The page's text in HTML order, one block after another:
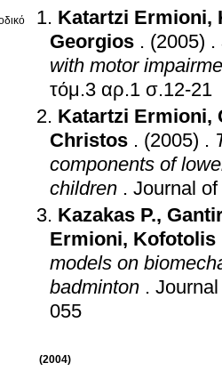
Katartzi Ermioni,
Georgios . (2005) .
with motor
τόμ.3 αρ.1 σ.12-21
Katartzi Ermioni,
Christos . (2005) .
components of
children . Journal
Kazakas P.,
Ermioni, Kofotolis
models on
badminton .
055
(2004)